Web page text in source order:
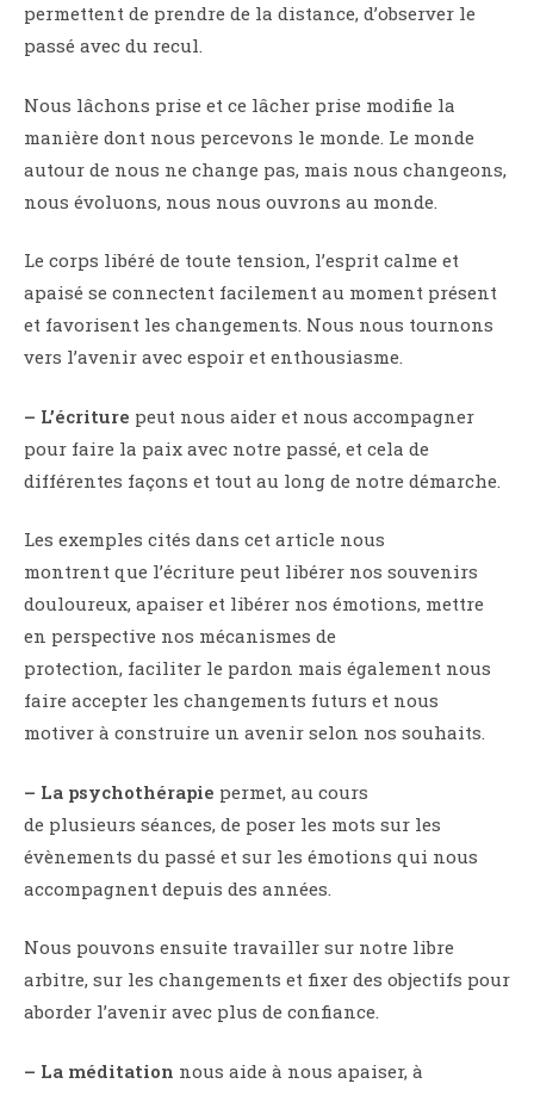
permettent de prendre de la distance, d’observer le
passé avec du recul.
Nous lâchons prise et ce lâcher prise modifie la
manière dont nous percevons le monde. Le monde
autour de nous ne change pas, mais nous changeons,
nous évoluons, nous nous ouvrons au monde.
Le corps libéré de toute tension, l’esprit calme et
apaisé se connectent facilement au moment présent
et favorisent les changements. Nous nous tournons
vers l’avenir avec espoir et enthousiasme.
– L’écriture peut nous aider et nous accompagner
pour faire la paix avec notre passé, et cela de
différentes façons et tout au long de notre démarche.
Les exemples cités dans cet article nous
montrent que l’écriture peut libérer nos souvenirs
douloureux, apaiser et libérer nos émotions, mettre
en perspective nos mécanismes de
protection, faciliter le pardon mais également nous
faire accepter les changements futurs et nous
motiver à construire un avenir selon nos souhaits.
– La psychothérapie permet, au cours
de plusieurs séances, de poser les mots sur les
évènements du passé et sur les émotions qui nous
accompagnent depuis des années.
Nous pouvons ensuite travailler sur notre libre
arbitre, sur les changements et fixer des objectifs pour
aborder l’avenir avec plus de confiance.
– La méditation nous aide à nous apaiser, à